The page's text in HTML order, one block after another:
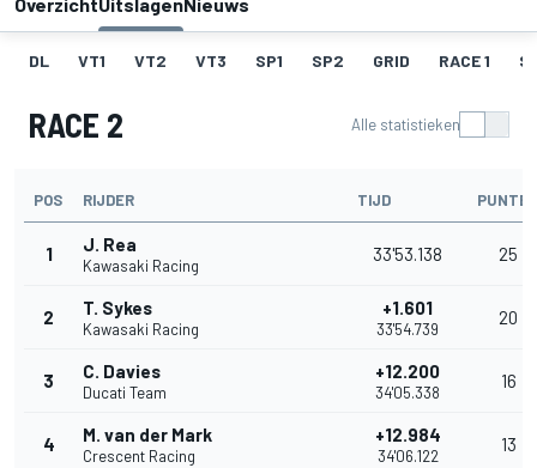
DL VT1 VT2 VT3 SP1 SP2 GRID RACE 1
RACE 2 Alle statistieken
POS RIJDER TIJD
1 J. Rea
Kawasaki Racing
33'53.138 25
2 T. Sykes
Kawasaki Racing
+1.601
33'54.739
20
3 C. Davies
Ducati Team
+12.200
34'05.338
16
4 M. van der Mark
Crescent Racing
+12.984
34'06.122
13